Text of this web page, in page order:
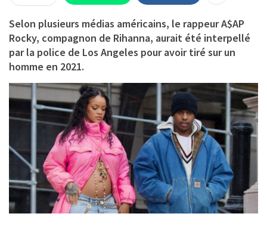
Selon plusieurs médias américains, le rappeur A$AP
Rocky, compagnon de Rihanna, aurait été interpellé
par la police de Los Angeles pour avoir tiré sur un
homme en 2021.